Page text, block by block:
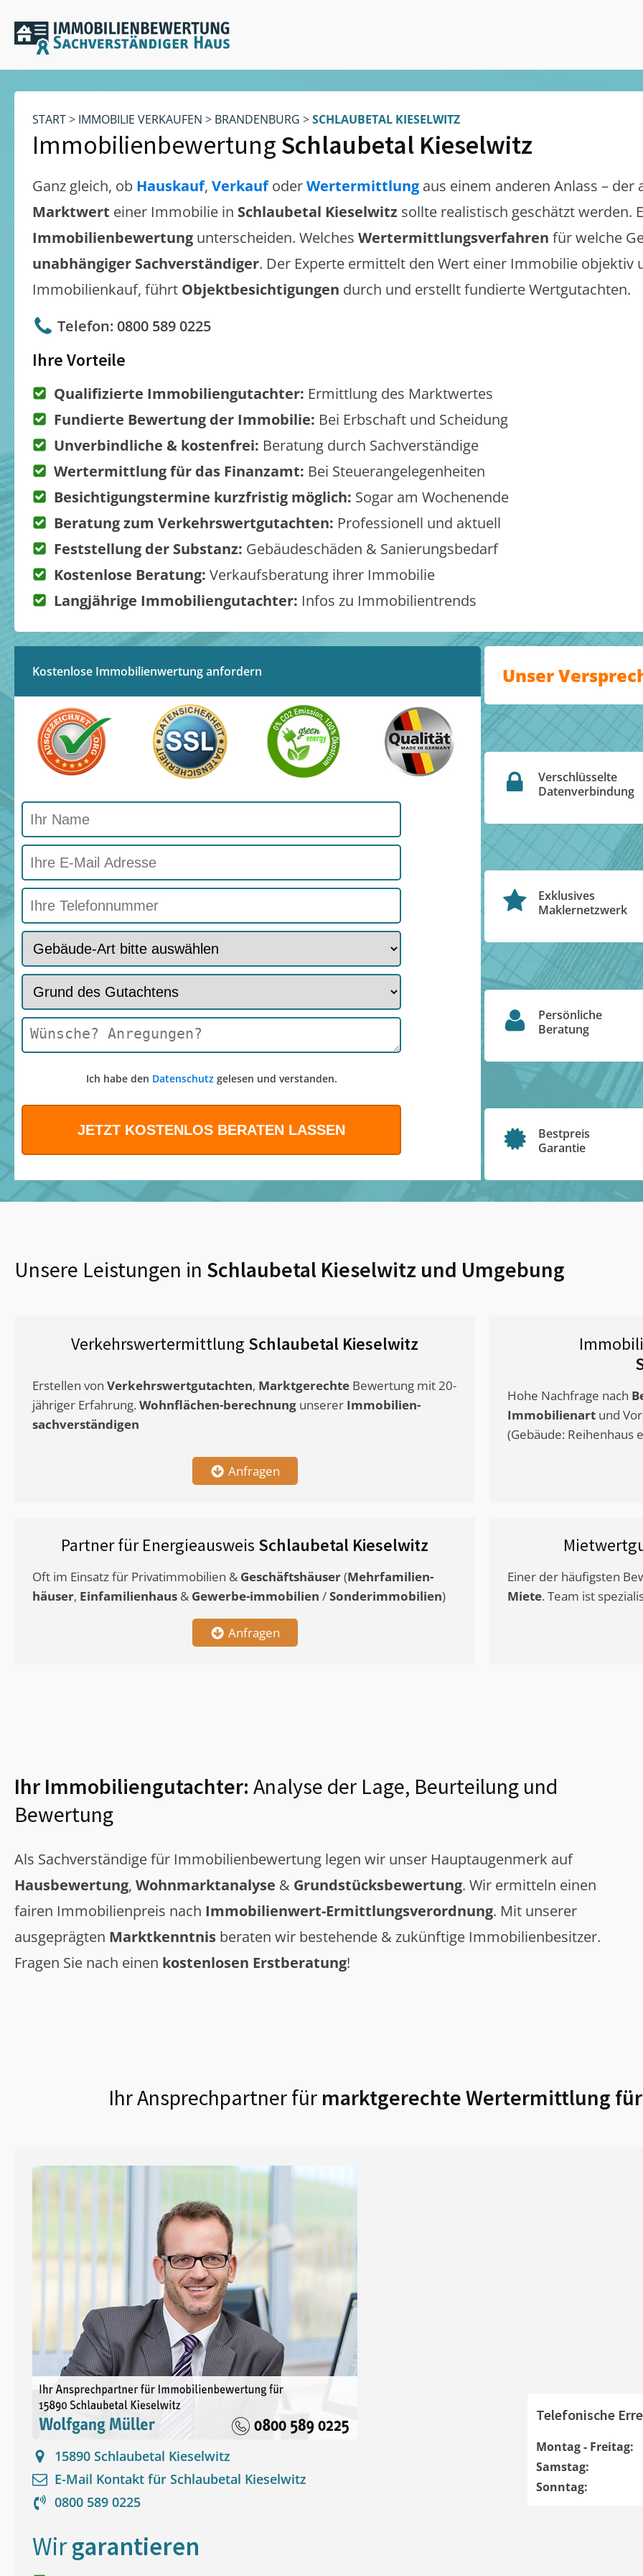
START> IMMOBILIE VERKAUFEN > BRANDENBURG >SCHLAUBETAL KIESELWITZ
Immobilienbewertung Schlaubetal Kieselwitz
Ganz gleich, ob Hauskauf, VerkaufoderWertermittlung aus einem anderen Anlass – der
Marktwert einer Immobilie in Schlaubetal Kieselwitz sollte realistisch geschätzt werden.
Immobilienbewertung unterscheiden. Welches Wertermittlungsverfahren für welche
unabhängiger Sachverständiger. Der Experte ermittelt den Wert einer Immobilie objektiv
Immobilienkauf, führt Objektbesichtigungen durch und erstellt fundierte Wertgutachten.
Telefon: 0800 589 0225
Ihre Vorteile
Qualifizierte Immobiliengutachter: Ermittlung des Marktwertes
Fundierte Bewertung der Immobilie: Bei Erbschaft und Scheidung
Unverbindliche & kostenfrei: Beratung durch Sachverständige
Wertermittlung für das Finanzamt: Bei Steuerangelegenheiten
Besichtigungstermine kurzfristig möglich: Sogar am Wochenende
Beratung zum Verkehrswertgutachten: Professionell und aktuell
Feststellung der Substanz: Gebäudeschäden & Sanierungsbedarf
Kostenlose Beratung: Verkaufsberatung ihrer Immobilie
Langjährige Immobiliengutachter: Infos zu Immobilientrends
Kostenlose Immobilienwertung anfordern
Ich habe den Datenschutzgelesen und verstanden.
Unser
Verschlüsselte
Datenverbindung
Exklusives
Maklernetzwerk
Persönliche
Beratung
Bestpreis
Garantie
Unsere Leistungen in Schlaubetal Kieselwitz und Umgebung
Verkehrswertermittlung Schlaubetal Kieselwitz
Erstellen von Verkehrswertgutachten, Marktgerechte Bewertung mit 20-
jähriger Erfahrung. Wohnflächen-berechnung unserer Immobilien-
sachverständigen
Anfragen
Hohe Nachfrage nach
Immobilienart und
(Gebäude: Reihenhaus
Partner für Energieausweis Schlaubetal Kieselwitz
Oft im Einsatz für Privatimmobilien & Geschäftshäuser(Mehrfamilien-
häuser, Einfamilienhaus & Gewerbe-immobilien /Sonderimmobilien)
Anfragen
Einer der häufigsten
Miete. Team ist
Ihr Immobiliengutachter: Analyse der Lage, Beurteilung und
Bewertung
Als Sachverständige für Immobilienbewertung legen wir unser Hauptaugenmerk auf
Hausbewertung, Wohnmarktanalyse & Grundstücksbewertung. Wir ermitteln einen
fairen Immobilienpreis nach Immobilienwert-Ermittlungsverordnung. Mit unserer
ausgeprägten Marktkenntnis beraten wir bestehende & zukünftige Immobilienbesitzer.
Fragen Sie nach einen kostenlosen Erstberatung!
Ihr Ansprechpartner für marktgerechte Wertermittlung
15890 Schlaubetal Kieselwitz
E-Mail Kontakt für Schlaubetal Kieselwitz
0800 589 0225
Telefonische
Montag - Freitag:
Samstag:
Sonntag:
Wirgarantieren